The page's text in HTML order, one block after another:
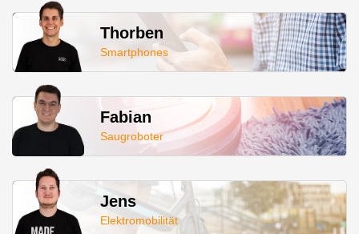
Thorben
Smartphones
Fabian
Saugroboter
Jens
Elektromobilität